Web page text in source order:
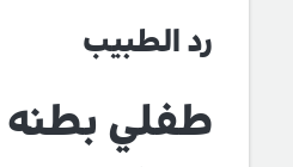
رد الطبيب
طفلي بطنه